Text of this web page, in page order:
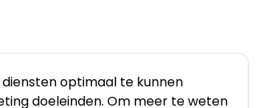
optimaal te kunnen
doeleinden. Om meer te weten